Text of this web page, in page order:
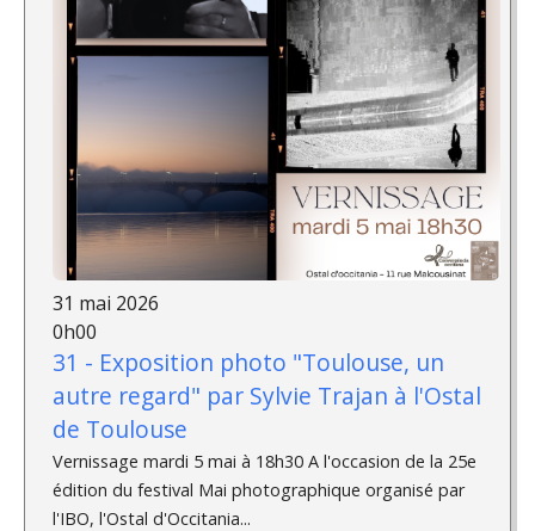
31 mai 2026
0h00
31 - Exposition photo "Toulouse, un
autre regard" par Sylvie Trajan à l'Ostal
de Toulouse
Vernissage mardi 5 mai à 18h30 A l'occasion de la 25e
édition du festival Mai photographique organisé par
l'IBO, l'Ostal d'Occitania...